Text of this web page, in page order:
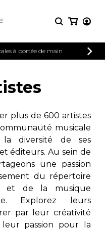
à portée de main
2 guitares
3 guitares
4 guitares
5 guitares et plus
Ensemble de
Orchestre de guitares
Concerto pour
Guitare et un autre
Musique de chambre
plus de 600 artistes
musicale
diversité de ses
éditeurs. Au sein de
une passion
du répertoire
et de la musique
Explorez leurs
par leur créativité
passion pour la